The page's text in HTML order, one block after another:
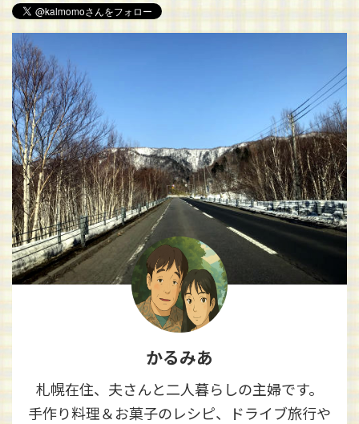
かるみあ
札幌在住、夫さんと二人暮らしの主婦です。
手作り料理＆お菓子のレシピ、ドライブ旅行や